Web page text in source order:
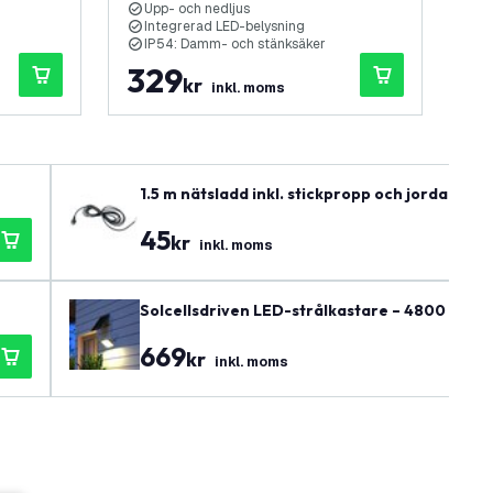
Upp- och nedljus
Integrerad LED-belysning
IP54: Damm- och stänksäker
329kr inkl. moms
1.5 m nätsladd inkl. stickpropp och jordad
45kr inkl. moms
Solcellsdriven LED-strålkastare – 4800
669kr inkl. moms